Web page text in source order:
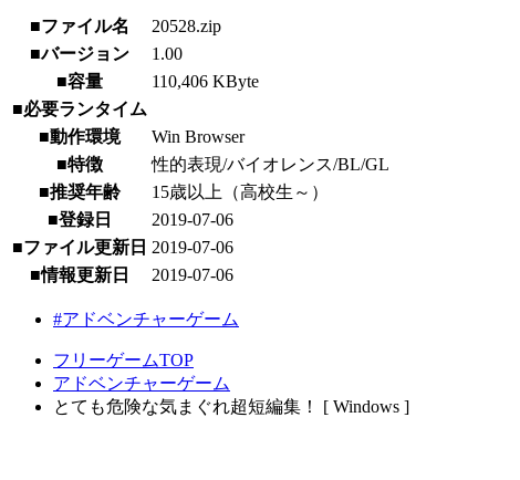
■ファイル名
20528.zip
■バージョン
1.00
■容量
110,406 KByte
■必要ランタイム
■動作環境
Win Browser
■特徴
性的表現/バイオレンス/BL/GL
■推奨年齢
15歳以上（高校生～）
■登録日
2019-07-06
■ファイル更新日 2019-07-06
■情報更新日
2019-07-06
#アドベンチャーゲーム
フリーゲームTOP
アドベンチャーゲーム
とても危険な気まぐれ超短編集！ [ Windows ]